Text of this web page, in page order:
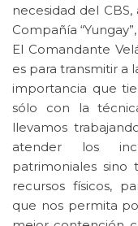
necesidad del
Compañía
El Comandante
es para transmitir a
importancia que
sólo con la
llevamos
atender los
patrimoniales
recursos físicos,
que nos permita